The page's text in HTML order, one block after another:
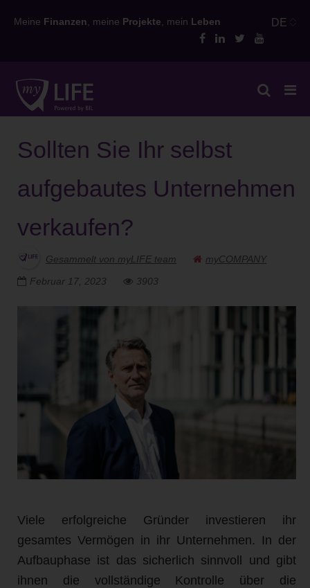
to
Meine Finanzen , meine Projekte , mein Leben DE
Sollten Sie Ihr selbst
aufgebautes Unternehmen
verkaufen?
Gesammelt von myLIFE team
myCOMPANY
Februar 17, 2023
3903
Viele erfolgreiche Gründer investieren ihr
gesamtes Vermögen in ihr Unternehmen. In der
Aufbauphase ist das sicherlich sinnvoll und gibt
ihnen die vollständige Kontrolle über die